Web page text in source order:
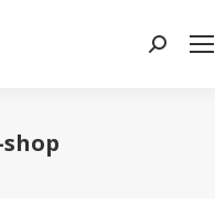
Search:
shop